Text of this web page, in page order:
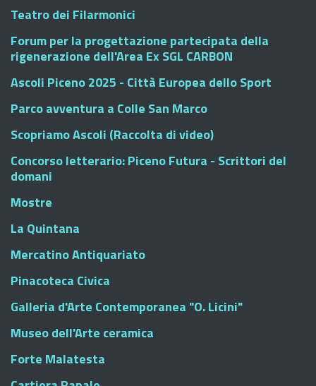
Teatro dei Filarmonici
Forum per la progettazione partecipata della
rigenerazione dell'Area Ex SGL CARBON
Ascoli Piceno 2025 - Città Europea dello Sport
Parco avventura a Colle San Marco
Scopriamo Ascoli (Raccolta di video)
Concorso letterario: Piceno Futura - Scrittori del
domani
Mostre
La Quintana
Mercatino Antiquariato
Pinacoteca Civica
Galleria d'Arte Contemporanea "O. Licini"
Museo dell'Arte ceramica
Forte Malatesta